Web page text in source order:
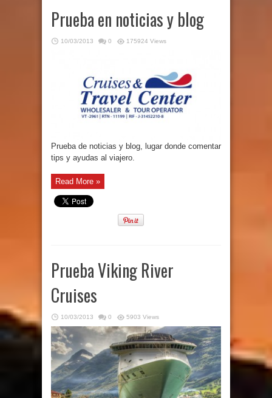
Prueba en noticias y blog
10/03/2013 0 175924 Views
Prueba de noticias y blog, lugar donde comentar
tips y ayudas al viajero.
Read More »
Prueba Viking River
Cruises
10/03/2013 0 5903 Views